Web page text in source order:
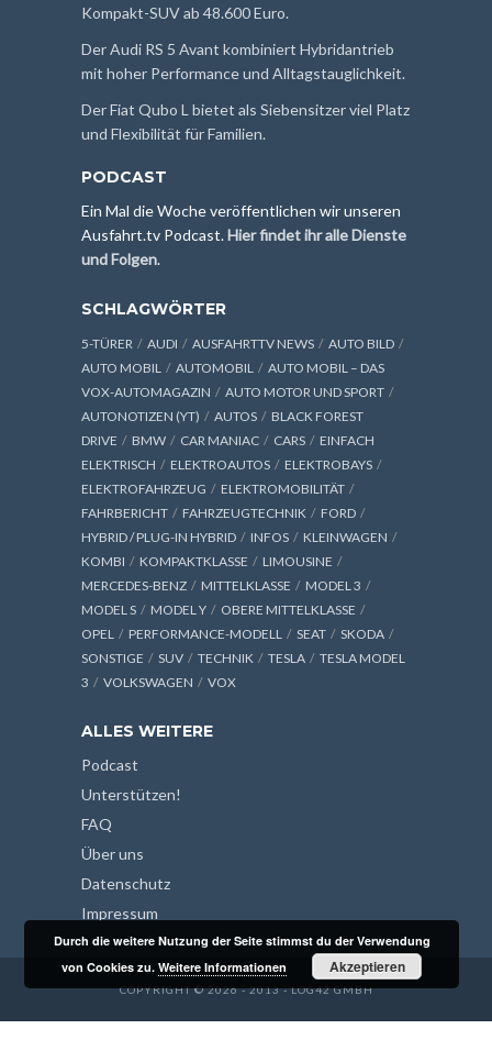
Kompakt-SUV ab 48.600 Euro.
Der Audi RS 5 Avant kombiniert Hybridantrieb
mit hoher Performance und Alltagstauglichkeit.
Der Fiat Qubo L bietet als Siebensitzer viel Platz
und Flexibilität für Familien.
PODCAST
Ein Mal die Woche veröffentlichen wir unseren
Ausfahrt.tv Podcast.Hier findet ihr alle Dienste
und Folgen.
SCHLAGWÖRTER
5-TÜRER AUDI AUSFAHRTTV NEWS
AUTO BILD
AUTO MOBIL
AUTOMOBIL
AUTO MOBIL – DAS
VOX-AUTOMAGAZIN
AUTO MOTOR UND SPORT
AUTONOTIZEN (YT)
AUTOS
BLACK FOREST
DRIVE
BMW CAR MANIAC CARS
EINFACH
ELEKTRISCH
ELEKTROAUTOS
ELEKTROBAYS
ELEKTROFAHRZEUG
ELEKTROMOBILITÄT
FAHRBERICHT
FAHRZEUGTECHNIK
FORD
HYBRID / PLUG-IN HYBRID
INFOS
KLEINWAGEN
KOMBI
KOMPAKTKLASSE
LIMOUSINE
MERCEDES-BENZ
MITTELKLASSE
MODEL 3
MODEL S
MODEL Y
OBERE MITTELKLASSE
OPEL
PERFORMANCE-MODELL SEAT
SKODA
SONSTIGE
SUV TECHNIK TESLA
TESLA MODEL
3
VOLKSWAGEN VOX
ALLES WEITERE
Podcast
Unterstützen!
FAQ
Über uns
Datenschutz
Impressum
COPYRIGHT © 2026 - 2013 - LOG42 GMBH
Durch die weitere Nutzung der Seite stimmst du der Verwendung
von Cookies zu.Weitere Informationen Akzeptieren